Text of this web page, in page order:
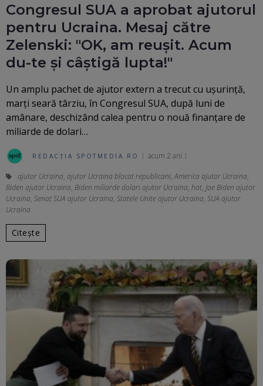
Congresul SUA a aprobat ajutorul
pentru Ucraina. Mesaj către
Zelenski: "OK, am reușit. Acum
du-te și câștigă lupta!"
Un amplu pachet de ajutor extern a trecut cu uşurinţă,
marţi seară târziu, în Congresul SUA, după luni de
amânare, deschizând calea pentru o nouă finanţare de
miliarde de dolari…
REDACȚIA SPOTMEDIA.RO acum 2 ani
ajutor Ucraina, ajutor Ucraina blocat republicani,America ajutor Ucraina,
Biden ajutor Ucraina, Biden miliarde dolari ajutor Ucraina, hot, Joe Biden ajutor
Ucraina, Senat SUA ajutor Ucraina, Statele Unite ajutor Ucraina, SUA ajutor
Ucraina
Citește